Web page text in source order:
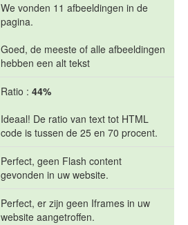
We vonden 11 afbeeldingen in de
pagina.
Goed, de meeste of alle afbeeldingen
hebben een alt tekst
Ratio : 44%
Ideaal! De ratio van text tot HTML
code is tussen de 25 en 70 procent.
Perfect, geen Flash content
gevonden in uw website.
Perfect, er zijn geen Iframes in uw
website aangetroffen.